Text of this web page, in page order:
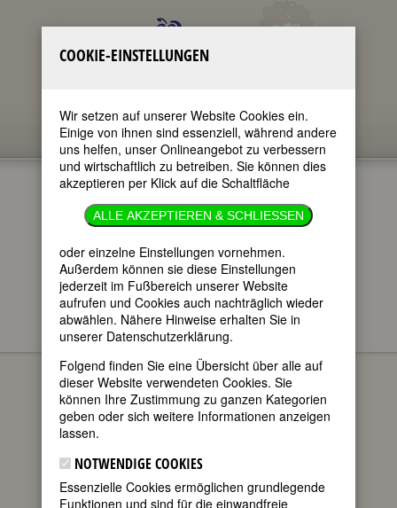
im ganzen Text
nur in Titeln
FEMBIO SPECIALS
BERÜHMTE
KOMPONISTINNEN
Maria Carolina
Benda
FEMBIO SPECIAL: BERÜHMTE
KOMPONISTINNEN
COOKIE-EINSTELLUNGEN
Wir setzen auf unserer Website Cookies ein.
Einige von ihnen sind essenziell, während andere
uns helfen, unser Onlineangebot zu verbessern
und wirtschaftlich zu betreiben. Sie können dies
akzeptieren per Klick auf die Schaltfläche
ALLE AKZEPTIEREN & SCHLIESSEN
oder einzelne Einstellungen vornehmen.
Außerdem können sie diese Einstellungen
jederzeit im Fußbereich unserer Website
aufrufen und Cookies auch nachträglich wieder
abwählen. Nähere Hinweise erhalten Sie in
unserer Datenschutzerklärung.
Folgend finden Sie eine Übersicht über alle auf
dieser Website verwendeten Cookies. Sie
können Ihre Zustimmung zu ganzen Kategorien
geben oder sich weitere Informationen anzeigen
lassen.
NOTWENDIGE COOKIES
Essenzielle Cookies ermöglichen grundlegende
Funktionen und sind für die einwandfreie